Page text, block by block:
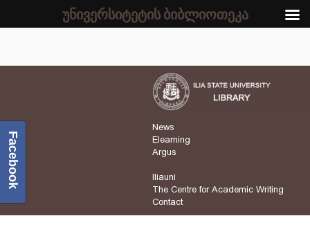
News
Elearning
Argus
Iliauni
The Centre for Academic Writing
Contact
Facebook
უნივერსიტეტის ბიბლიოთეკა